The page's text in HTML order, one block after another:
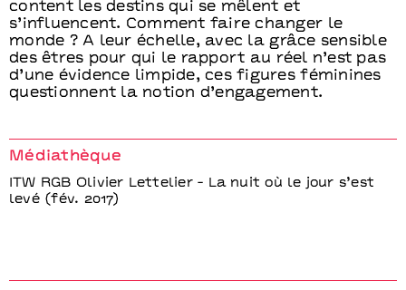
content les destins qui se mêlent et
s’influencent. Comment faire changer le
monde ? A leur échelle, avec la grâce sensible
des êtres pour qui le rapport au réel n’est pas
d’une évidence limpide, ces figures féminines
questionnent la notion d’engagement.
Médiathèque
ITW RGB Olivier Lettelier - La nuit où le jour s’est
levé (fév. 2017)